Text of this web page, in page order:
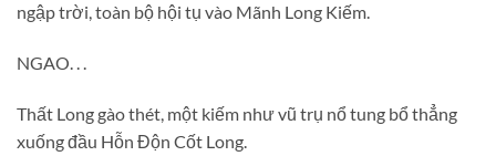
ngập trời, toàn bộ hội tụ vào Mãnh Long Kiếm.
NGAO. . .
Thất Long gào thét, một kiếm như vũ trụ nổ tung bổ thẳng
xuống đầu Hỗn Độn Cốt Long.